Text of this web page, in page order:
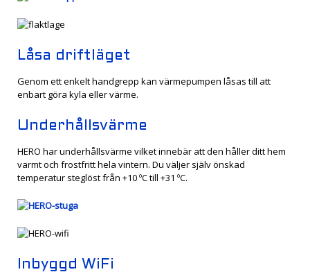
Låsa driftläget
Genom ett enkelt handgrepp kan värmepumpen låsas till att
enbart göra kyla eller värme.
Underhållsvärme
HERO har underhållsvärme vilket innebär att den håller ditt hem
varmt och frostfritt hela vintern. Du väljer själv önskad
temperatur steglöst från +10 ºC till +31 ºC.
Inbyggd WiFi